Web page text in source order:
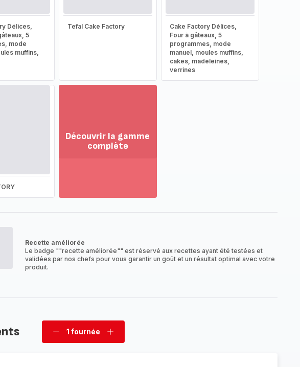
Délices,
5
mode
muffins,
Tefal Cake Factory
Cake Factory Délices,
Four à gâteaux, 5
programmes, mode
manuel, moules muffins,
cakes, madeleines,
verrines
Découvrir la gamme
complète
la
Recette améliorée
Le badge ""recette améliorée"" est réservé aux recettes ayant été testées et
validées par nos chefs pour vous garantir un goût et un résultat optimal avec votre
produit.
Supprimer
fournée
1 fournée
Ajouter
fournée